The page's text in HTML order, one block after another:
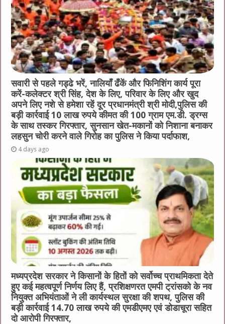
k
सवारी से पहले गड्ढे भरें, नालियाँ ढँकें और फिनिशिंग कार्य पूरा
करें-कलेक्टर श्री सिंह, देश के लिए, परिवार के लिए और खुद
अपने लिए नशे से हमेशा रहें दूर प्रधानमंत्री श्री मोदी,पुलिस की
बड़ी कार्रवाई 10 लाख रुपये कीमत की 100 ग्राम एम.डी. ड्रग्स
के साथ तस्कर गिरफ्तार, सुनसान खेत-मकानों को निशाना बनाकर
लहसुन चोरी करने वाले गिरोह का पुलिस ने किया पर्दाफाश,
4 days ago
मध्यप्रदेश सरकार ने किसानों के हितों को सर्वोच्च प्राथमिकता देते
हुए कई महत्वपूर्ण निर्णय लिए हैं, प्रशिक्षणरत एमपी ट्रांसको के नव
नियुक्त अभियंताओं ने ली कार्यस्थल सुरक्षा की शपथ, पुलिस की
बड़ी कार्रवाई 14.70 लाख रुपये की एमडीएमए एवं डोडाचूरा सहित
दो आरोपी गिरफ्तार,